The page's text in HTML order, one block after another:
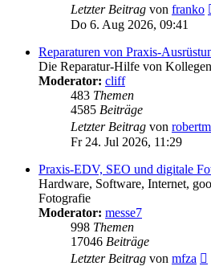
Letzter Beitrag von franko
Do 6. Aug 2026, 09:41
Reparaturen von Praxis-
Die Reparatur-Hilfe von
Moderator: cliff
483 Themen
4585 Beiträge
Letzter Beitrag von
Fr 24. Jul 2026, 11:29
Praxis-EDV, SEO und digitale
Hardware, Software, Internet,
Fotografie
Moderator: messe7
998 Themen
17046 Beiträge
Letzter Beitrag von mfza